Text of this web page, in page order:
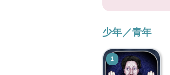
少年／青年
1